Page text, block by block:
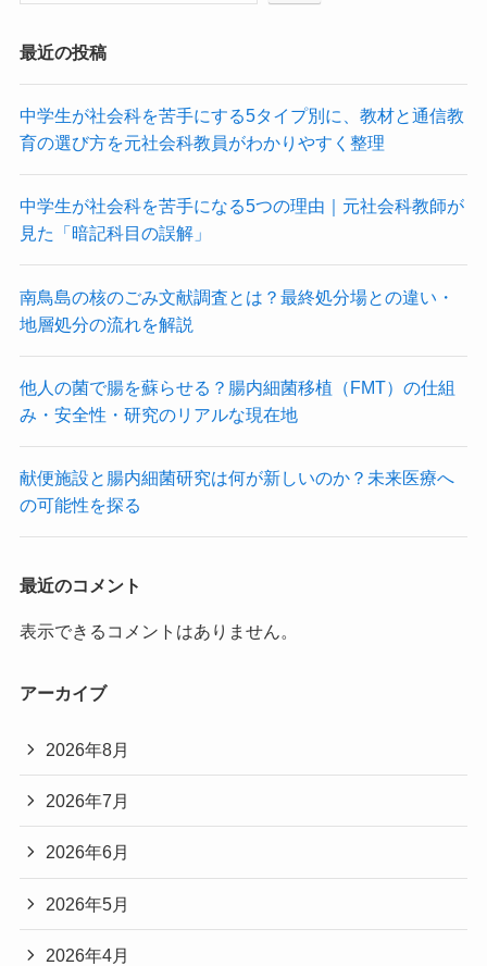
最近の投稿
中学生が社会科を苦手にする5タイプ別に、教材と通信教
育の選び方を元社会科教員がわかりやすく整理
中学生が社会科を苦手になる5つの理由｜元社会科教師が
見た「暗記科目の誤解」
南鳥島の核のごみ文献調査とは？最終処分場との違い・
地層処分の流れを解説
他人の菌で腸を蘇らせる？腸内細菌移植（FMT）の仕組
み・安全性・研究のリアルな現在地
献便施設と腸内細菌研究は何が新しいのか？未来医療へ
の可能性を探る
最近のコメント
表示できるコメントはありません。
アーカイブ
2026年8月
2026年7月
2026年6月
2026年5月
2026年4月